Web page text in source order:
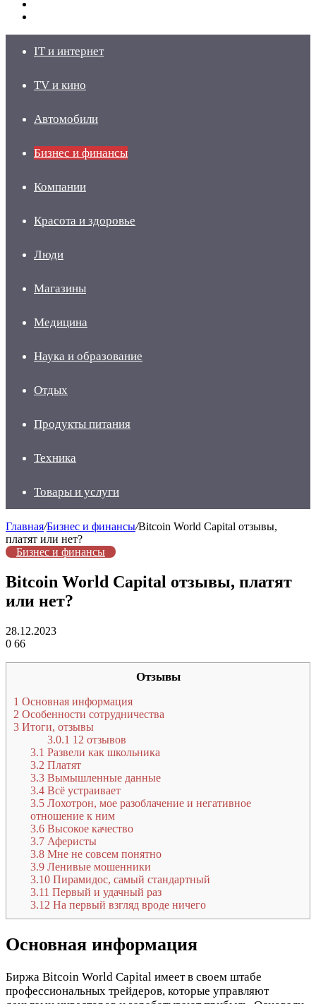
IT и интернет
TV и кино
Автомобили
Бизнес и финансы
Компании
Красота и здоровье
Люди
Магазины
Медицина
Наука и образование
Отдых
Продукты питания
Техника
Товары и услуги
Главная/Бизнес и финансы/Bitcoin World Capital отзывы,
платят или нет?
Бизнес и финансы
Bitcoin World Capital отзывы, платят
или нет?
28.12.2023
0 66
Отзывы
1 Основная информация
2 Особенности сотрудничества
3 Итоги, отзывы
3.0.1 12 отзывов
3.1 Развели как школьника
3.2 Платят
3.3 Вымышленные данные
3.4 Всё устраивает
3.5 Лохотрон, мое разоблачение и негативное
отношение к ним
3.6 Высокое качество
3.7 Аферисты
3.8 Мне не совсем понятно
3.9 Ленивые мошенники
3.10 Пирамидос, самый стандартный
3.11 Первый и удачный раз
3.12 На первый взгляд вроде ничего
Основная информация
Биржа Bitcoin World Capital имеет в своем штабе
профессиональных трейдеров, которые управляют